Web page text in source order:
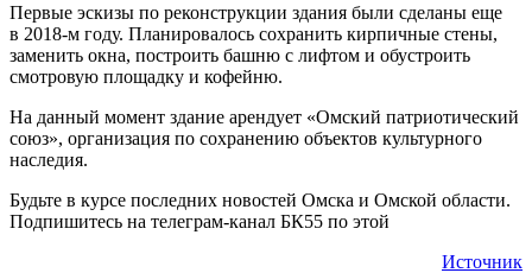
Первые эскизы по реконструкции здания были сделаны еще
в 2018-м году. Планировалось сохранить кирпичные стены,
заменить окна, построить башню с лифтом и обустроить
смотровую площадку и кофейню.
На данный момент здание арендует «Омский патриотический
союз», организация по сохранению объектов культурного
наследия.
Будьте в курсе последних новостей Омска и Омской области.
Подпишитесь на телеграм-канал БК55 по этой
Источник